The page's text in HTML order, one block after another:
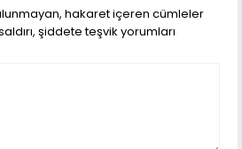
hakaret içeren cümleler
şiddete teşvik yorumları